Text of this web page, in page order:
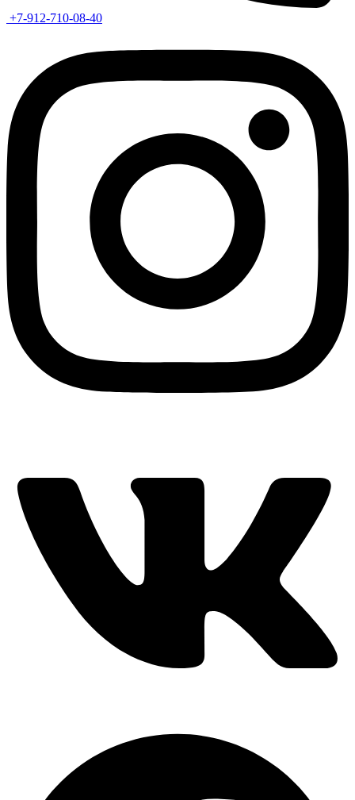
+7-912-710-08-40